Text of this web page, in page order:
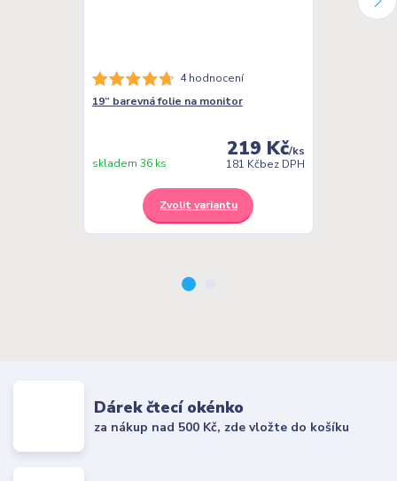
4 hodnocení
19“ barevná folie na monitor
219 Kč/ks
181 Kčbez DPH
skladem 36 ks
Zvolit variantu
Dárek čtecí okénko
za nákup nad 500 Kč, zde vložte do košíku